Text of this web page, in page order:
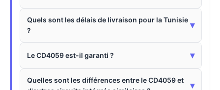
Quels sont les délais de livraison pour la Tunisie
?
▾
Le CD4059 est-il garanti ? ▾
Quelles sont les différences entre le CD4059 et
▾